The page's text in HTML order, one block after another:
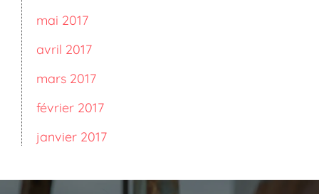
mai 2017
avril 2017
mars 2017
février 2017
janvier 2017